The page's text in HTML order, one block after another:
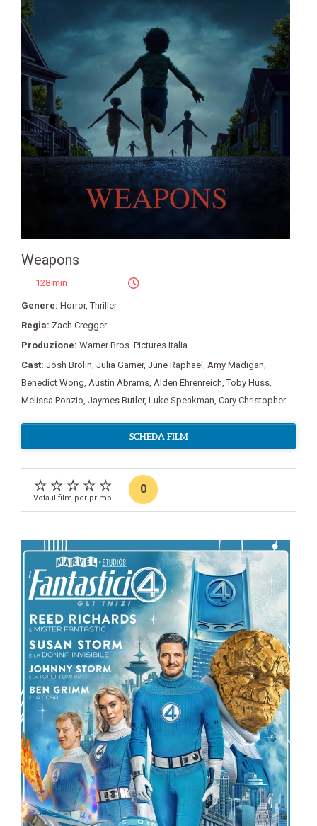
Weapons
128 min
Genere: Horror,Thriller
Regia: Zach Cregger
Produzione: Warner Bros. Pictures Italia
Cast: Josh Brolin Julia Garner, June Raphael Amy Madigan
Benedict Wong Austin Abrams Alden Ehrenreich ,Toby Huss
Melissa Ponzio Jaymes Butler, Luke Speakman Cary Christopher
SCHEDA FILM
Vota il film per primo
0